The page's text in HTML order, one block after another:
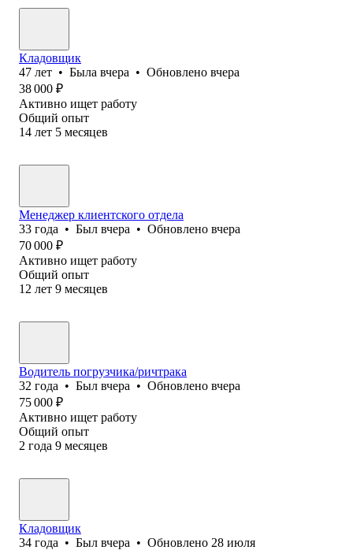
Кладовщик
47 лет • Была вчера • Обновлено вчера
38 000 ₽
Активно ищет работу
Общий опыт
14 лет 5 месяцев
Менеджер клиентского отдела
33 года • Был вчера • Обновлено вчера
70 000 ₽
Активно ищет работу
Общий опыт
12 лет 9 месяцев
Водитель погрузчика/ричтрака
32 года • Был вчера • Обновлено вчера
75 000 ₽
Активно ищет работу
Общий опыт
2 года 9 месяцев
Кладовщик
34 года • Был вчера • Обновлено 28 июля